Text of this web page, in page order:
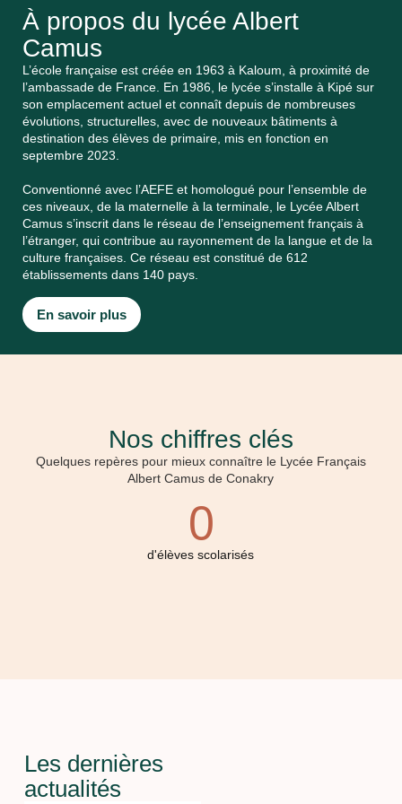
À propos du lycée Albert
Camus
L’école française est créée en 1963 à Kaloum, à proximité de
l’ambassade de France. En 1986, le lycée s’installe à Kipé sur
son emplacement actuel et connaît depuis de nombreuses
évolutions, structurelles, avec de nouveaux bâtiments à
destination des élèves de primaire, mis en fonction en
septembre 2023.
Conventionné avec l’AEFE et homologué pour l’ensemble de
ces niveaux, de la maternelle à la terminale, le Lycée Albert
Camus s’inscrit dans le réseau de l’enseignement français à
l’étranger, qui contribue au rayonnement de la langue et de la
culture françaises. Ce réseau est constitué de 612
établissements dans 140 pays.
En savoir plus
Nos chiffres clés
Quelques repères pour mieux connaître le Lycée Français
Albert Camus de Conakry
d'élèves scolarisés
0
Les dernières
actualités